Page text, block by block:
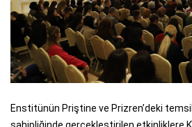
Enstitünün Priştine ve Prizren’deki
sahipliğinde gerçekleştirilen etkinliklere